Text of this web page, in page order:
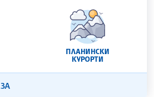
ПЛАНИНСКИ
КУРОРТИ